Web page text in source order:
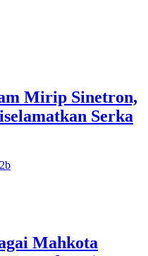
Mirip Sinetron,
Serka
Mahkota